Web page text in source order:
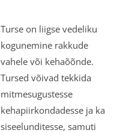
Turse on liigse vedeliku
kogunemine rakkude
vahele või kehaõõnde.
Tursed võivad tekkida
mitmesugustesse
kehapiirkondadesse ja ka
siseelunditesse, samuti